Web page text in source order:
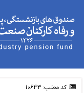
کد مطلب: 10643